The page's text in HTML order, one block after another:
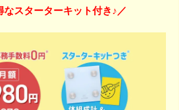
なスターターキット付き♪／